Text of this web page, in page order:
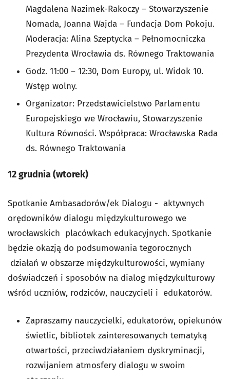
Magdalena Nazimek-Rakoczy – Stowarzyszenie
Nomada, Joanna Wajda – Fundacja Dom Pokoju.
Moderacja: Alina Szeptycka – Pełnomocniczka
Prezydenta Wrocławia ds. Równego Traktowania
Godz. 11:00 – 12:30, Dom Europy, ul. Widok 10.
Wstęp wolny.
Organizator: Przedstawicielstwo Parlamentu
Europejskiego we Wrocławiu, Stowarzyszenie
Kultura Równości. Współpraca: Wrocławska Rada
ds. Równego Traktowania
12 grudnia (wtorek)
Spotkanie Ambasadorów/ek Dialogu - aktywnych
orędowników dialogu międzykulturowego we
wrocławskich placówkach edukacyjnych. Spotkanie
będzie okazją do podsumowania tegorocznych
działań w obszarze międzykulturowości, wymiany
doświadczeń i sposobów na dialog międzykulturowy
wśród uczniów, rodziców, nauczycieli i edukatorów.
Zapraszamy nauczycielki, edukatorów, opiekunów
świetlic, bibliotek zainteresowanych tematyką
otwartości, przeciwdziałaniem dyskryminacji,
rozwijaniem atmosfery dialogu w swoim